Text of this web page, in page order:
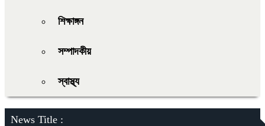
শিক্ষাঙ্গন
সম্পাদকীয়
স্বাস্থ্য
News Title :